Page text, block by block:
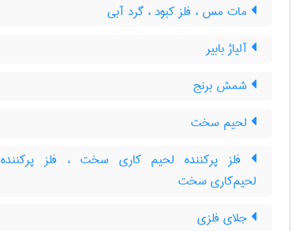
مات مس ، فلز کبود ، گرد آبی
آلیاژ بابیر
شمش برنج
لحیم سخت
فلز پرکننده لحیم کاری سخت ، فلز پرکننده
لحیم‌کاری سخت
جلای فلزی